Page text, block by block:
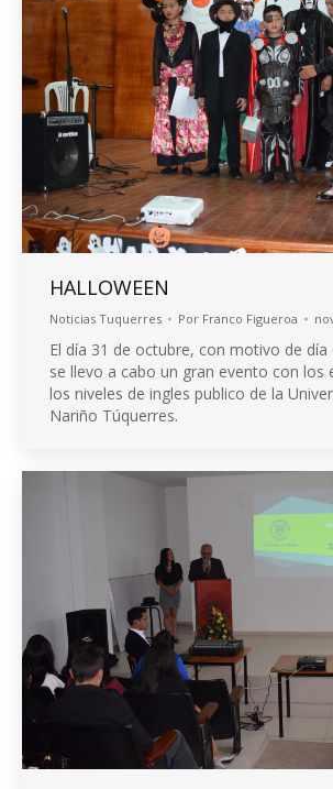
HALLOWEEN
Noticias Tuquerres Por Franco Figueroa
El día 31 de octubre, con motivo de día
se llevo a cabo un gran evento con los
los niveles de ingles publico de la
Nariño Túquerres.